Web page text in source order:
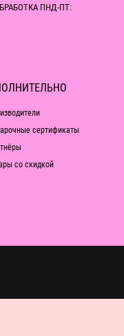
ПНД-ПТ:
сертификаты
со скидкой